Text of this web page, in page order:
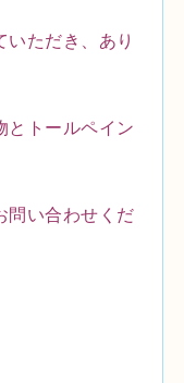
いただき、あり
とトールペイン
問い合わせくだ